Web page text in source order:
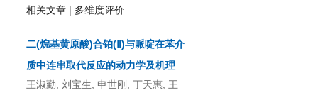
相关文章 | 多维度评价
二(烷基黄原酸)合铂(Ⅱ)与哌啶在苯介
质中连串取代反应的动力学及机理
王淑勤, 刘宝生, 申世刚, 丁天惠, 王